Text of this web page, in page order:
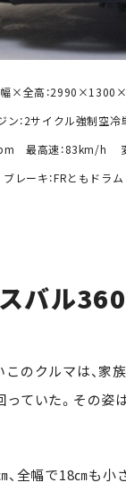
×全高：
2サイクル強制空
高速：83km/h 変
レーキ：FRともド
バル360
のクルマは、家
ていた。その姿
全幅で18㎝も小